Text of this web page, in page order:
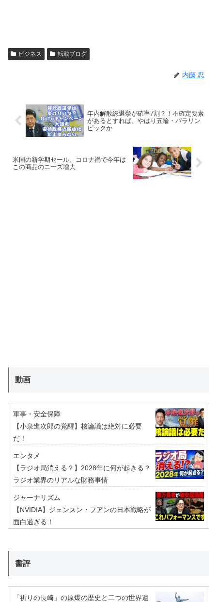
ビジネス 転載ブログ
内藤 忍
年内解散総選挙が確率7割？！不確定要素
があるとすれば、やはり五輪・パラリン
ピックか
米国の新学期セール、コロナ禍で今年は
この商品のニーズ増大
動画
軍事・安全保障
【小泉進次郎の覚醒】核論議は絶対に必要
だ！
エンタメ
【ラジオ局消える？】2028年に何が起きる？
ラジオ業界のリアルな財務事情
ジャーナリズム
【NVIDIA】ジェンスン・フアンの日本戦略が
面白過ぎる！
書評
「祈りの長崎」の原爆の歴史と二つの世界遺